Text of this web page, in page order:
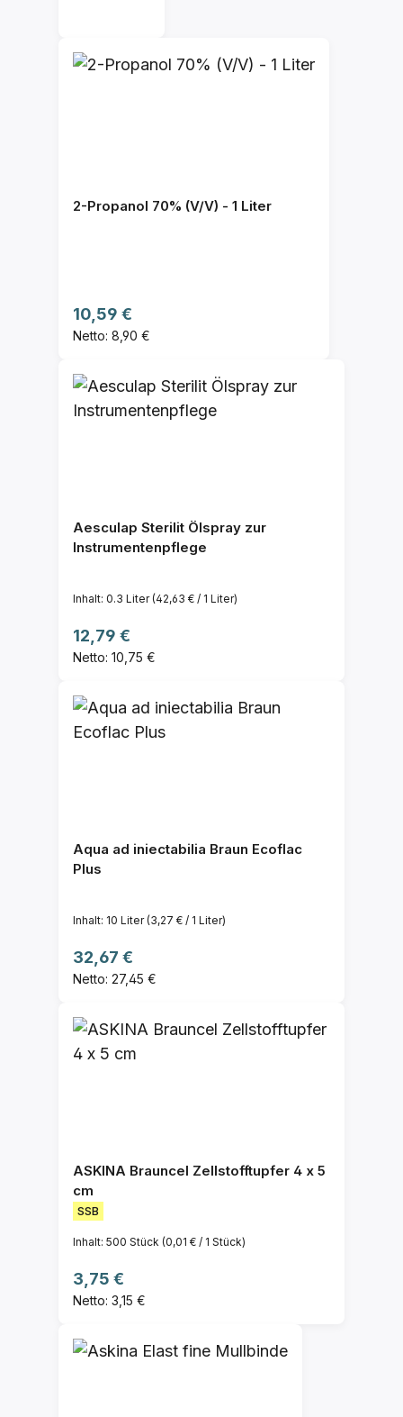
2-Propanol 70% (V/V) - 1 Liter
Regulärer Preis:
10,59 €
Netto: 8,90 €
Aesculap Sterilit Ölspray zur
Instrumentenpflege
Inhalt: 0.3 Liter(42,63 € / 1 Liter)
Regulärer Preis:
12,79 €
Netto: 10,75 €
Aqua ad iniectabilia Braun Ecoflac
Plus
Inhalt: 10 Liter(3,27 € / 1 Liter)
Regulärer Preis:
32,67 €
Netto: 27,45 €
ASKINA Brauncel Zellstofftupfer 4 x 5
cm
SSB
Inhalt: 500 Stück (0,01 € / 1 Stück)
Regulärer Preis:
3,75 €
Netto: 3,15 €